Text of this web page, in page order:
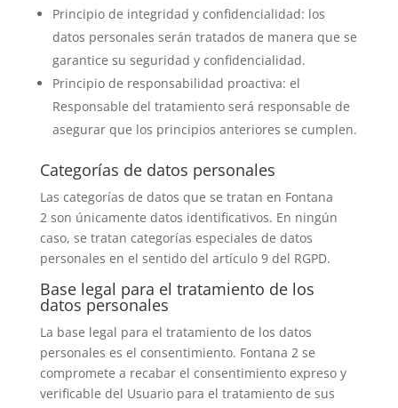
Principio de integridad y confidencialidad: los
datos personales serán tratados de manera que se
garantice su seguridad y confidencialidad.
Principio de responsabilidad proactiva: el
Responsable del tratamiento será responsable de
asegurar que los principios anteriores se cumplen.
Categorías de datos personales
Las categorías de datos que se tratan en Fontana
2 son únicamente datos identificativos. En ningún
caso, se tratan categorías especiales de datos
personales en el sentido del artículo 9 del RGPD.
Base legal para el tratamiento de los
datos personales
La base legal para el tratamiento de los datos
personales es el consentimiento. Fontana 2 se
compromete a recabar el consentimiento expreso y
verificable del Usuario para el tratamiento de sus